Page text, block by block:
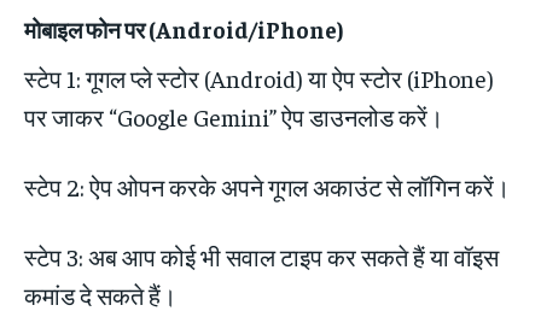
मोबाइल फोन पर (Android/iPhone)
स्टेप 1: गूगल प्ले स्टोर (Android) या ऐप स्टोर (iPhone)
पर जाकर “Google Gemini” ऐप डाउनलोड करें।
स्टेप 2: ऐप ओपन करके अपने गूगल अकाउंट से लॉगिन करें।
स्टेप 3: अब आप कोई भी सवाल टाइप कर सकते हैं या वॉइस
कमांड दे सकते हैं।